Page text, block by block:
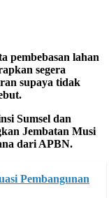
pembebasan lahan
segera
supaya tidak
Sumsel dan
Jembatan Musi
dari APBN.
Pembangunan